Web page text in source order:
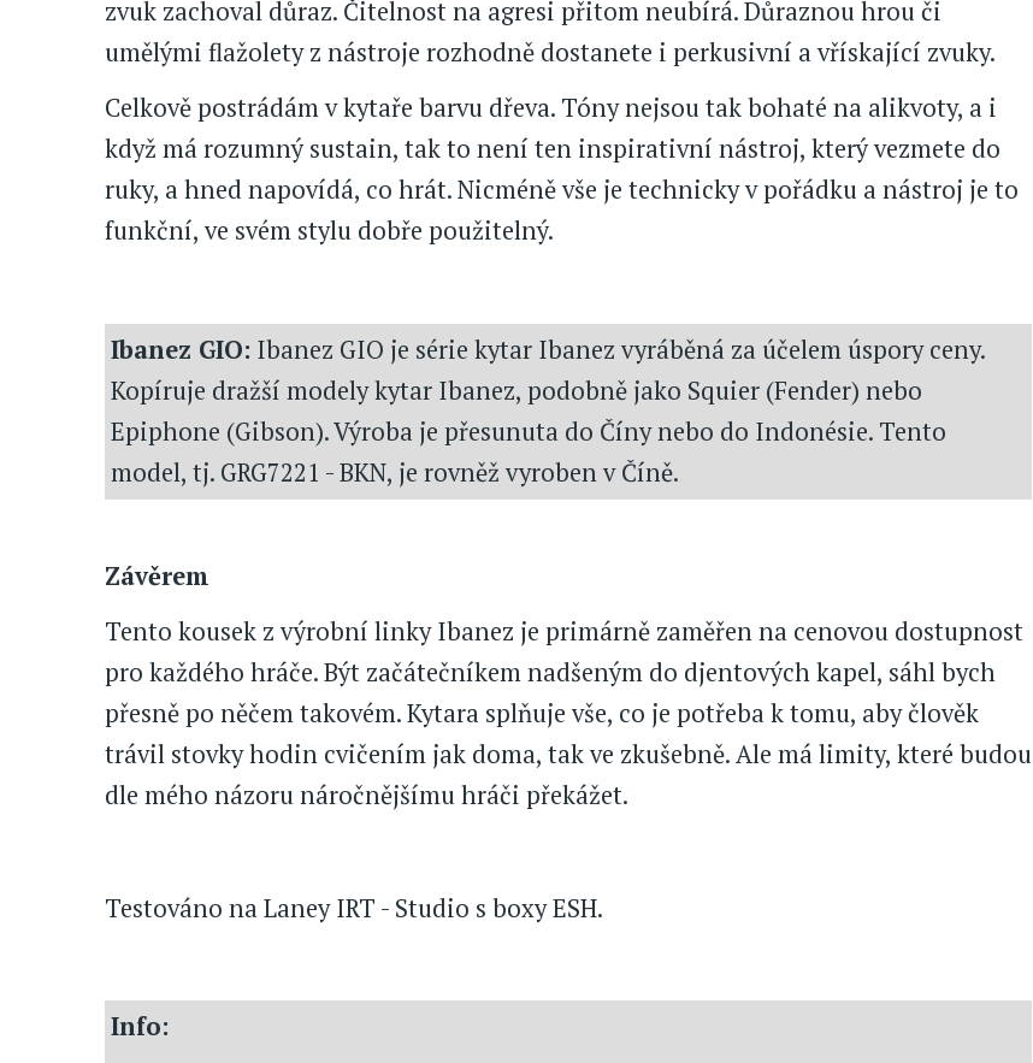
zvuk zachoval důraz. Čitelnost na agresi přitom neubírá. Důraznou hrou či
umělými flažolety z nástroje rozhodně dostanete i perkusivní a vřískající zvuky.
Celkově postrádám v kytaře barvu dřeva. Tóny nejsou tak bohaté na alikvoty, a i
když má rozumný sustain, tak to není ten inspirativní nástroj, který vezmete do
ruky, a hned napovídá, co hrát. Nicméně vše je technicky v pořádku a nástroj je to
funkční, ve svém stylu dobře použitelný.
Ibanez GIO: Ibanez GIO je série kytar Ibanez vyráběná za účelem úspory ceny.
Kopíruje dražší modely kytar Ibanez, podobně jako Squier (Fender) nebo
Epiphone (Gibson). Výroba je přesunuta do Číny nebo do Indonésie. Tento
model, tj. GRG7221 - BKN, je rovněž vyroben v Číně.
Závěrem
Tento kousek z výrobní linky Ibanez je primárně zaměřen na cenovou dostupnost
pro každého hráče. Být začátečníkem nadšeným do djentových kapel, sáhl bych
přesně po něčem takovém. Kytara splňuje vše, co je potřeba k tomu, aby člověk
trávil stovky hodin cvičením jak doma, tak ve zkušebně. Ale má limity, které budou
dle mého názoru náročnějšímu hráči překážet.
Testováno na Laney IRT - Studio s boxy ESH.
Info: